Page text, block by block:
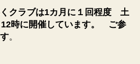
クラブは1カ月に１回程度 土
12時に開催しています。 ご参
。